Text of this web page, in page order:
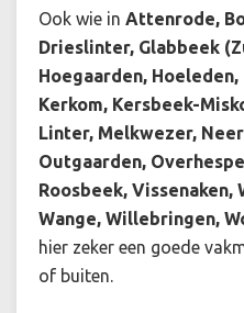
Ook wie in Attenrode,
Drieslinter, Glabbeek
Hoegaarden,
Kerkom, Kersbeek-
Linter, Melkwezer,
Outgaarden,
Roosbeek, Vissenaken,
Wange, Willebringen,
hier zeker een goede
of buiten.